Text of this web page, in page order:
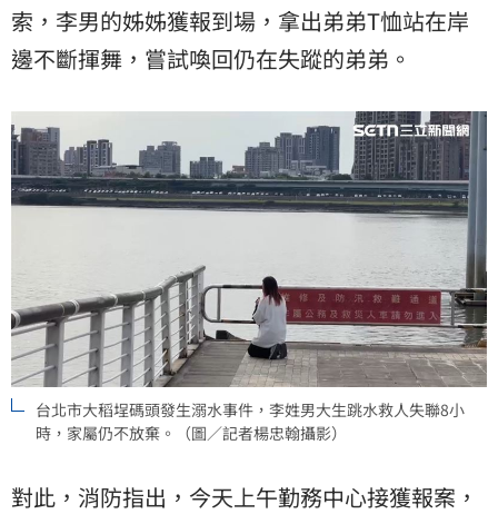
索，李男的姊姊獲報到場，拿出弟弟T恤站在岸
邊不斷揮舞，嘗試喚回仍在失蹤的弟弟。
台北市大稻埕碼頭發生溺水事件，李姓男大生跳水救人失聯8小
時，家屬仍不放棄。（圖／記者楊忠翰攝影）
對此，消防指出，今天上午勤務中心接獲報案，